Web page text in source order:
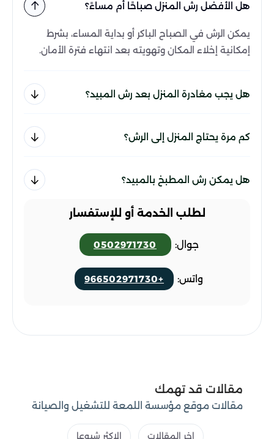
هل الأفضل رش المنزل صباحًا أم مساءً؟
يمكن الرش في الصباح الباكر أو بداية المساء، بشرط
إمكانية إخلاء المكان وتهويته بعد انتهاء فترة الأمان.
هل يجب مغادرة المنزل بعد رش المبيد؟
كم مرة يحتاج المنزل إلى الرش؟
هل يمكن رش المطبخ بالمبيد؟
لطلب الخدمة أو للإستفسار
جوال: 0502971730
واتس: +966502971730
مقالات قد تهمك
مقالات موقع مؤسسة اللمعة للتشغيل والصيانة
اخر المقالات الاكثر شيوعا